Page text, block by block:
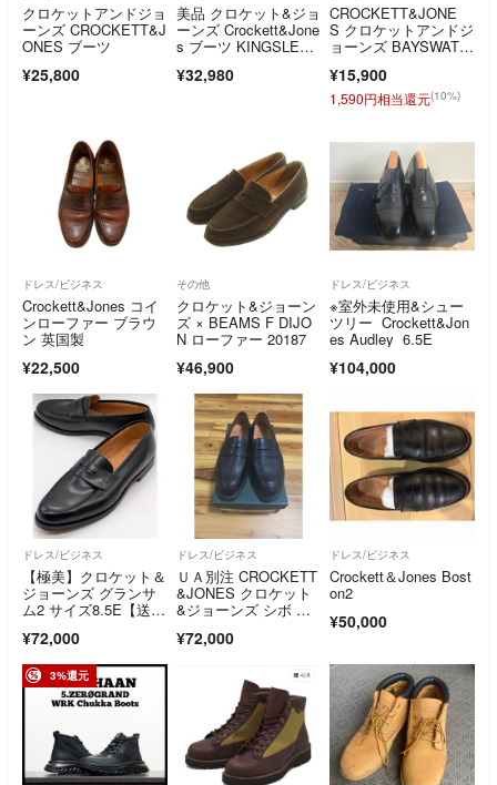
クロケットアンドジョ
ーンズ CROCKETT&J
ONES ブーツ
¥25,800
美品 クロケット&ジョ
ーンズ Crockett&Jone
s ブーツ KINGSLE
ッカブーツ スエー
¥32,980
CROCKETT&JONE
S クロケットアンドジ
ョーンズ BAYSWATE
ー チャッカブーツ デ
ザートブーツ スウェ
ードレザー ライトブ
製 メンズ 6E b00904
¥15,900
1,590円相当還元(10%)
ドレス/ビジネス
Crockett&Jones コイ
ンローファー ブラウ
ン 英国製
¥22,500
その他
クロケット&ジョーン
ズ × BEAMS F DIJO
N ローファー 20187
¥46,900
ドレス/ビジネス
※室外未使用&シュー
ツリー Crockett&Jon
es Audley 6.5E
¥104,000
ドレス/ビジネス
【極美】クロケット＆
ジョーンズ グランサ
ム2 サイズ8.5E【送料
¥72,000
ドレス/ビジネス
ＵＡ別注 CROCKETT
&JONES クロケット
&ジョーンズ シボ ロ
¥72,000
ドレス/ビジネス
Crockett＆Jones Bost
on2
¥50,000
3%還元